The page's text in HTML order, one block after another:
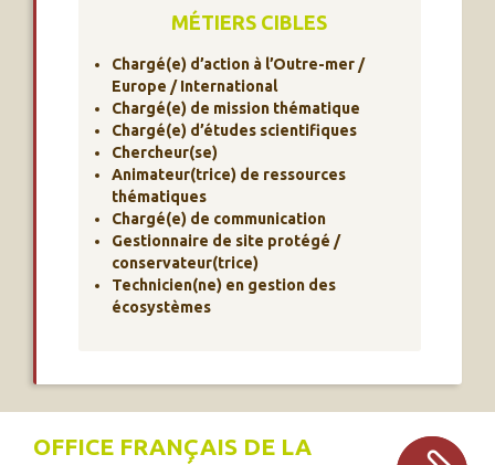
MÉTIERS CIBLES
Chargé(e) d’action à l’Outre-mer /
Europe / International
Chargé(e) de mission thématique
Chargé(e) d’études scientifiques
Chercheur(se)
Animateur(trice) de ressources
thématiques
Chargé(e) de communication
Gestionnaire de site protégé /
conservateur(trice)
Technicien(ne) en gestion des
écosystèmes
OFFICE FRANÇAIS DE LA